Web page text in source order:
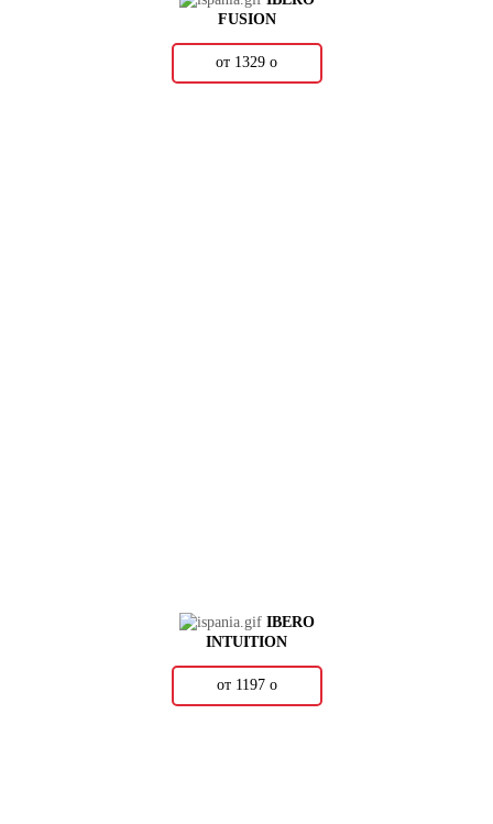
FUSION
от 1329 о
IBERO
INTUITION
от 1197 о